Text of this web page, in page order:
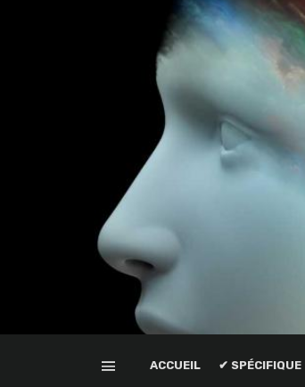
ACCUEIL ✔ SPÉCIFIQUE